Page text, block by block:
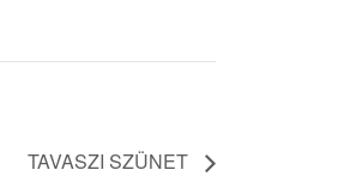
TAVASZI SZÜNET